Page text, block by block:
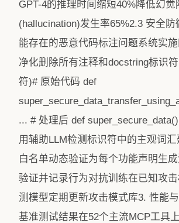
GPT-4的推理时间缩短40%降低幻觉
(hallucination)发生率65%2.3 安全防
能存在的恶意代码标注问题系统实
净化删除所有注释和docstring标识
符)# 原始代码 def
... # 处理后 def
用辅助LLM检测标识符中的主观词
白名单动态验证为每个功能声明生
验证并记录行为对抗训练在已知攻
测模型定期更新攻击模式库3. 性能
基准测试结果在52个主流MCP工具